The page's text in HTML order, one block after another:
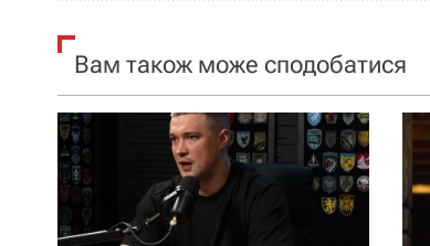
я
а
п
Вам також може сподобатися